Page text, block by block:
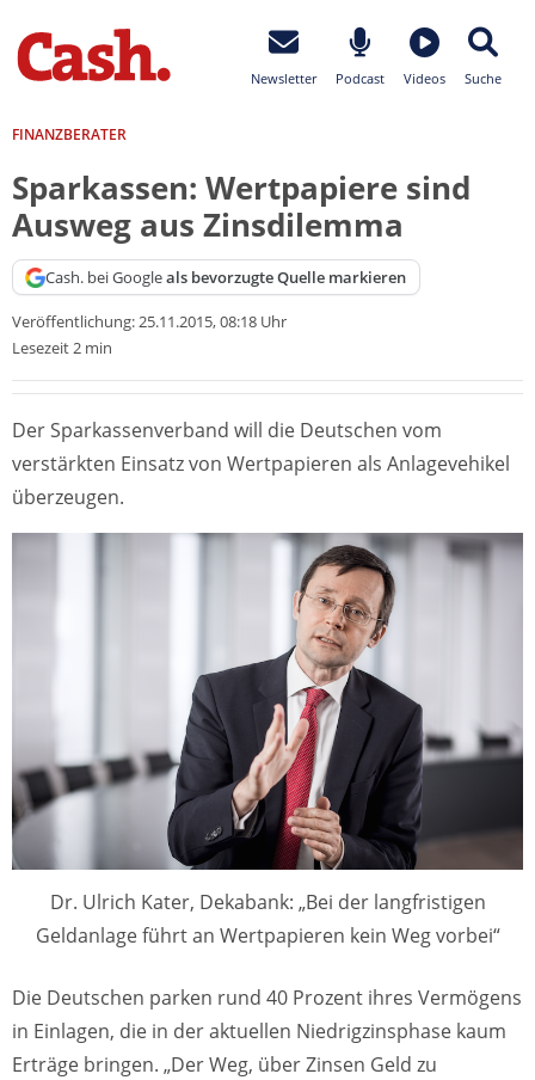
Newsletter Podcast Videos Suche
FINANZBERATER
Sparkassen: Wertpapiere sind
Ausweg aus Zinsdilemma
Cash. bei Googleals bevorzugte Quelle markieren
Veröffentlichung:25.11.2015, 08:18 Uhr
Lesezeit 2 min
Der Sparkassenverband will die Deutschen vom
verstärkten Einsatz von Wertpapieren als Anlagevehikel
überzeugen.
Dr. Ulrich Kater, Dekabank: „Bei der langfristigen
Geldanlage führt an Wertpapieren kein Weg vorbei“
Die Deutschen parken rund 40 Prozent ihres Vermögens
in Einlagen, die in der aktuellen Niedrigzinsphase kaum
Erträge bringen. „Der Weg, über Zinsen Geld zu